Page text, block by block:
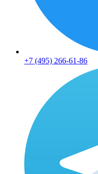
+7 (495) 266-61-86